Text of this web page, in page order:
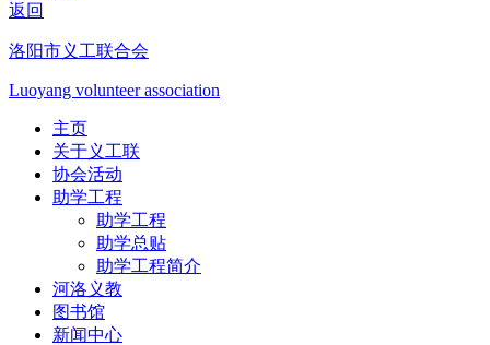
返回
洛阳市义工联合会
Luoyang volunteer association
主页
关于义工联
协会活动
助学工程
助学工程
助学总贴
助学工程简介
河洛义教
图书馆
新闻中心